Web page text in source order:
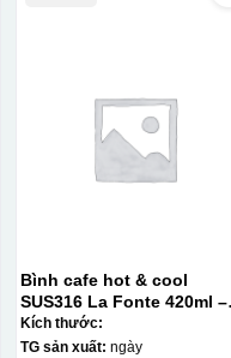
Thợ đang căn
Bình cafe hot & cool
SUS316 La Fonte 420ml –
012775
Kích thước:
TG sản xuất: ngày